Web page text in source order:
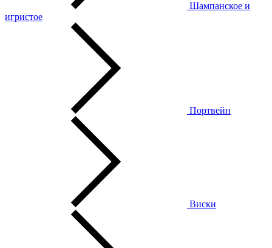
Шампанское и
игристое
Портвейн
Виски